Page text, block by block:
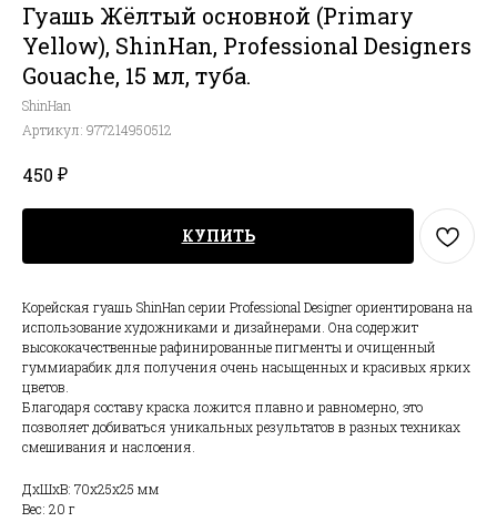
Гуашь Жёлтый основной (Primary
Yellow), ShinHan, Professional Designers
Gouache, 15 мл, туба.
ShinHan
Артикул: 977214950512
450 ₽
КУПИТЬ
Корейская гуашь ShinHan серии Professional Designer ориентирована на
использование художниками и дизайнерами. Она содержит
высококачественные рафинированные пигменты и очищенный
гуммиарабик для получения очень насыщенных и красивых ярких
цветов.
Благодаря составу краска ложится плавно и равномерно, это
позволяет добиваться уникальных результатов в разных техниках
смешивания и наслоения.
ДxШxВ: 70x25x25 мм
Вес: 20 г